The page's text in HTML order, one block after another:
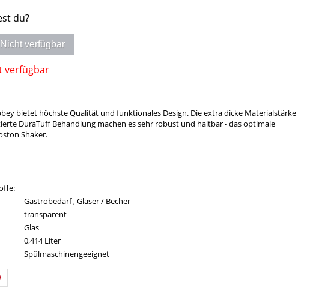
du?
Nicht verfügbar
verfügbar
bietet höchste Qualität und funktionales Design. Die extra dicke Materialstärke
DuraTuff Behandlung machen es sehr robust und haltbar - das optimale
Shaker.
Gastrobedarf , Gläser / Becher
transparent
Glas
0,414 Liter
Spülmaschinengeeignet